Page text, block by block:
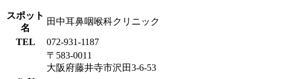
スポット
名
田中耳鼻咽喉科クリニック
TEL 072-931-1187
〒583-0011
大阪府藤井寺市沢田3-6-53